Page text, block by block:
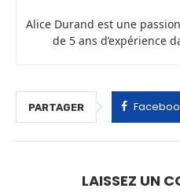
Alice Durand est une
de 5 ans d’expérience
PARTAGER
LAISSEZ UN